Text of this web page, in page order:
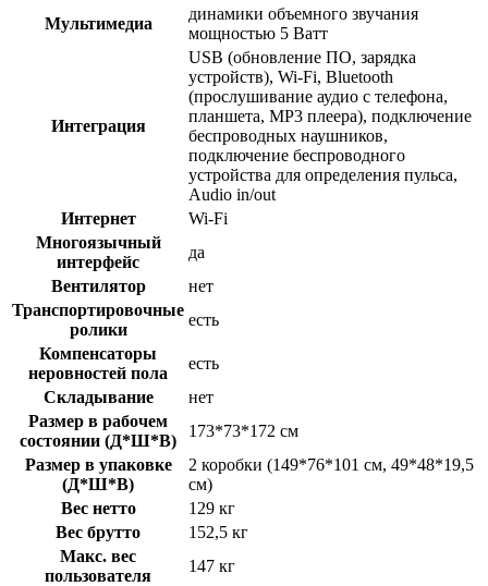
Мультимедиа
динамики объемного звучания
мощностью 5 Ватт
Интеграция
USB (обновление ПО, зарядка
устройств), Wi-Fi, Bluetooth
(прослушивание аудио с телефона,
планшета, MP3 плеера), подключение
беспроводных наушников,
подключение беспроводного
устройства для определения пульса,
Audio in/out
Интернет
Wi-Fi
Многоязычный
интерфейс
да
Вентилятор
нет
Транспортировочные
ролики
есть
Компенсаторы
неровностей пола
есть
Складывание
нет
Размер в рабочем
состоянии (Д*Ш*В)
173*73*172 см
Размер в упаковке
(Д*Ш*В)
2 коробки (149*76*101 см, 49*48*19,5
см)
Вес нетто
129 кг
Вес брутто
152,5 кг
Макс. вес
пользователя
147 кг